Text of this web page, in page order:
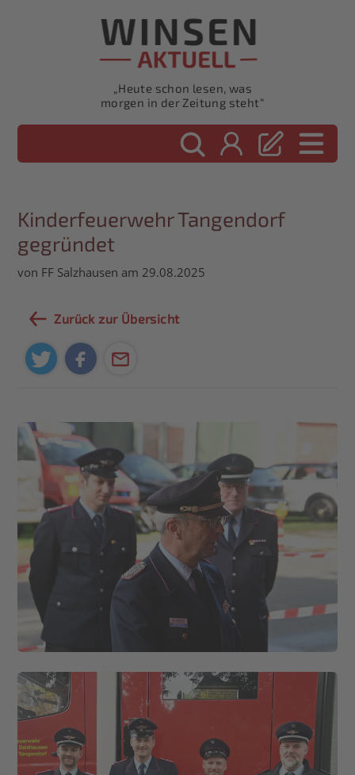
„Heute schon lesen, was
morgen in der Zeitung steht“
Kinderfeuerwehr Tangendorf
gegründet
von FF Salzhausen am 29.08.2025
Zurück zur Übersicht